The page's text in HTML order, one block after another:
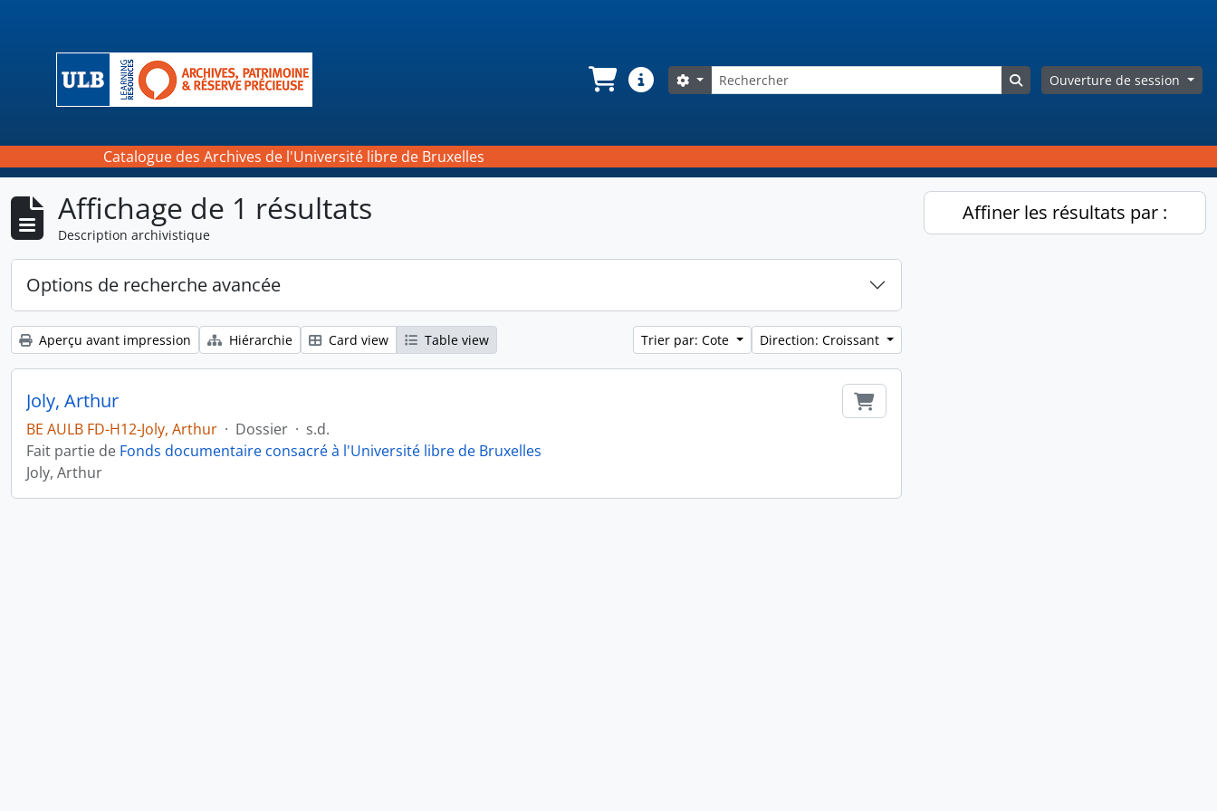
Panier Liens rapidesRechercher
Search options Search in browse page
Ouverture de session
Catalogue des Archives de l'Université libre de Bruxelles
Affichage de 1 résultats
Description archivistique
Options de recherche avancée
Aperçu avant impression Hiérarchie Card view Table view Trier par: Cote Direction: Croissant
Joly, Arthur
Ajouter au Panier
BE AULB FD-H12-Joly, Arthur · Dossier · s.d.
Fait partie de Fonds documentaire consacré à l'Université libre de Bruxelles
Joly, Arthur
Affiner les résultats par :